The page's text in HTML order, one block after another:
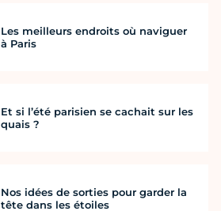
Les meilleurs endroits où naviguer
à Paris
Et si l’été parisien se cachait sur les
quais ?
Nos idées de sorties pour garder la
tête dans les étoiles